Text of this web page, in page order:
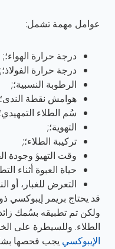
عوامل مهمة تشمل:
درجة حرارة الهواء؛;
درجة حرارة الفولاذ؛;
الرطوبة النسبية؛;
هوامش نقطة
سُم الطلاء
التهوية؛;
تركيبة الطلاء؛;
وقت التهيؤ وجودة
حياة العبوة أثناء
التعرض للغبار، أو
قد يحتاج بريمر
ولكن تم تطبيقه بسُمك
الطلاء. وللسيطرة على
الإيبوكسي يجب فحصها